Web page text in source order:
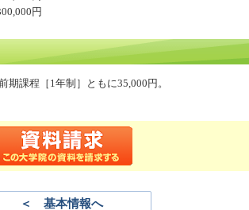
円
課程［1年制］ともに35,000円。
＜ 基本情報へ